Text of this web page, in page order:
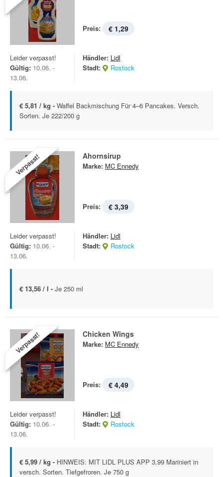
Preis: € 1,29
Leider verpasst!
Gültig: 10.06. -
13.06.
Händler: Lidl
Stadt:
Rostock
€ 5,81 / kg - Waffel Backmischung Für 4–6 Pancakes. Versch.
Sorten. Je 222/200 g
Verpasst! Ahornsirup
Marke: MC Ennedy
Preis: € 3,39
Leider verpasst!
Gültig: 10.06. -
13.06.
Händler: Lidl
Stadt:
Rostock
€ 13,56 / l - Je 250 ml
Verpasst! Chicken Wings
Marke: MC Ennedy
Preis: € 4,49
Leider verpasst!
Gültig: 10.06. -
13.06.
Händler: Lidl
Stadt:
Rostock
€ 5,99 / kg - HINWEIS: MIT LIDL PLUS APP 3.99 Mariniert in
versch. Sorten. Tiefgefroren. Je 750 g